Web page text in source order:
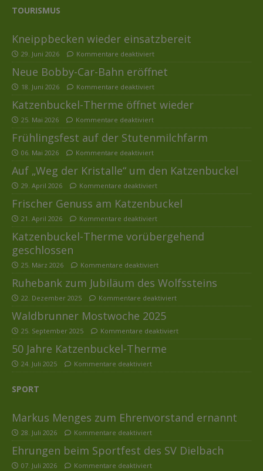
TOURISMUS
Kneippbecken wieder einsatzbereit
29. Juni 2026 Kommentare deaktiviert
Neue Bobby-Car-Bahn eröffnet
18. Juni 2026 Kommentare deaktiviert
Katzenbuckel-Therme öffnet wieder
25. Mai 2026 Kommentare deaktiviert
Frühlingsfest auf der Stutenmilchfarm
06. Mai 2026 Kommentare deaktiviert
Auf „Weg der Kristalle“ um den Katzenbuckel
29. April 2026 Kommentare deaktiviert
Frischer Genuss am Katzenbuckel
21. April 2026 Kommentare deaktiviert
Katzenbuckel-Therme vorübergehend
geschlossen
25. März 2026 Kommentare deaktiviert
Ruhebank zum Jubiläum des Wolfssteins
22. Dezember 2025 Kommentare deaktiviert
Waldbrunner Mostwoche 2025
25. September 2025 Kommentare deaktiviert
50 Jahre Katzenbuckel-Therme
24. Juli 2025 Kommentare deaktiviert
SPORT
Markus Menges zum Ehrenvorstand ernannt
28. Juli 2026 Kommentare deaktiviert
Ehrungen beim Sportfest des SV Dielbach
07. Juli 2026 Kommentare deaktiviert